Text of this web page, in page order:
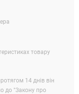
товару
14 днів він
до "Закону про